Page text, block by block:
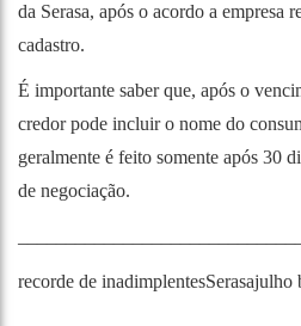
da Serasa, após o acordo a empresa
cadastro.
É importante saber que, após o
credor pode incluir o nome do
geralmente é feito somente após 30
de negociação.
recorde de inadimplentesSerasajulho